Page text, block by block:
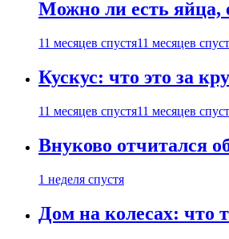
Можно ли есть яйца,
11 месяцев спустя11 месяцев
Кускус: что это за
11 месяцев спустя11 месяцев
Внуково отчитался
1 неделя спустя
Дом на колесах: что